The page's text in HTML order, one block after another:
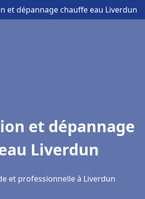
et dépannage chauffe eau Liverdun
et dépannage
Liverdun
et professionnelle à Liverdun